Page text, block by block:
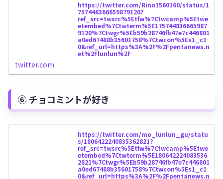
https://twitter.com/Rino1560160/status/1
757448366659879120?
ref_src=twsrc%5Etfw%7Ctwcamp%5Etwe
etembed%7Ctwterm%5E175744836665987
9120%7Ctwgr%5Eb59b28746fb47e7c446801
a0ed67488b35601758%7Ctwcon%5Es1_c1
0&ref_url=https%3A%2F%2Fpentanews.n
et%2Flunlun%2F
twitter.com
⑥ チョコミントが好き
https://twitter.com/mo_lunlun_gu/statu
s/1806422240835362821?
ref_src=twsrc%5Etfw%7Ctwcamp%5Etwe
etembed%7Ctwterm%5E180642224083536
2821%7Ctwgr%5Eb59b28746fb47e7c446801
a0ed67488b35601758%7Ctwcon%5Es1_c1
0&ref_url=https%3A%2F%2Fpentanews.n